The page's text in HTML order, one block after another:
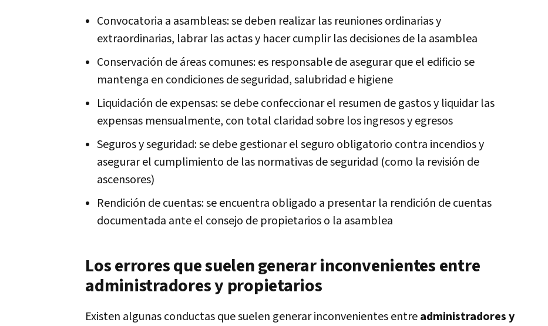
Convocatoria a asambleas: se deben realizar las reuniones ordinarias y
extraordinarias, labrar las actas y hacer cumplir las decisiones de la asamblea
Conservación de áreas comunes: es responsable de asegurar que el edificio se
mantenga en condiciones de seguridad, salubridad e higiene
Liquidación de expensas: se debe confeccionar el resumen de gastos y liquidar las
expensas mensualmente, con total claridad sobre los ingresos y egresos
Seguros y seguridad: se debe gestionar el seguro obligatorio contra incendios y
asegurar el cumplimiento de las normativas de seguridad (como la revisión de
ascensores)
Rendición de cuentas: se encuentra obligado a presentar la rendición de cuentas
documentada ante el consejo de propietarios o la asamblea
Los errores que suelen generar inconvenientes entre
administradores y propietarios
Existen algunas conductas que suelen generar inconvenientes entreadministradores y